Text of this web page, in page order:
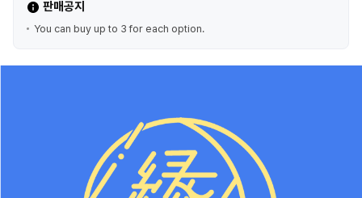
판매공지
You can buy up to 3 for each option.